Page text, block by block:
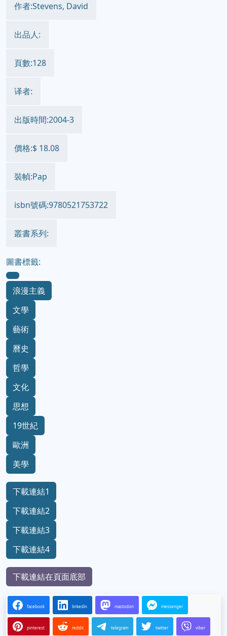
作者:Stevens, David
出品人:
頁數:128
译者:
出版時間:2004-3
價格:$ 18.08
裝幀:Pap
isbn號碼:9780521753722
叢書系列:
圖書標籤:
浪漫主義
文學
藝術
曆史
哲學
文化
思想
19世紀
歐洲
美學
下載連結1
下載連結2
下載連結3
下載連結4
下載連結在頁面底部
facebook linkedin mastodon messenger
pinterest reddit telegram twitter viber